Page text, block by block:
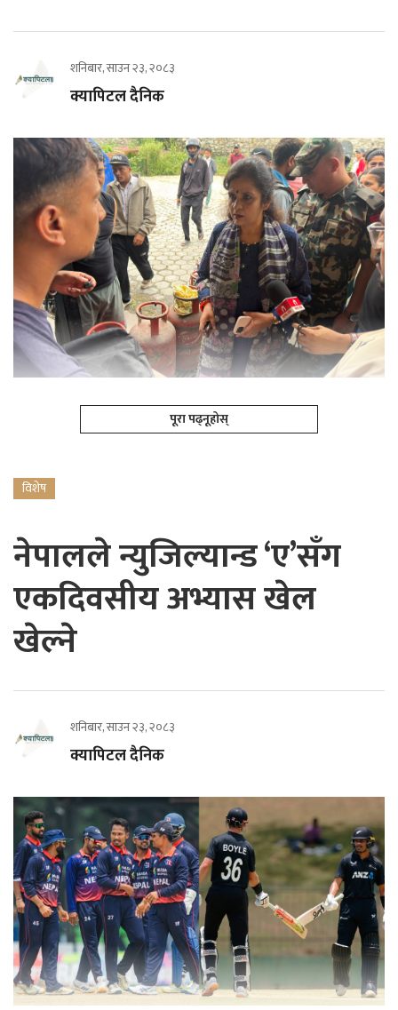
शनिबार, साउन २३, २०८३
क्यापिटल दैनिक
पूरा पढ्नूहोस्
विशेष
नेपालले न्युजिल्यान्ड ‘ए’सँग
एकदिवसीय अभ्यास खेल
खेल्ने
शनिबार, साउन २३, २०८३
क्यापिटल दैनिक